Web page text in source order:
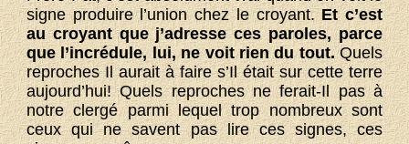
signe produire l’union chez le croyant.Et c’est
au croyant que j’adresse ces paroles, parce
que l’incrédule, lui, ne voit rien du tout.Quels
reproches Il aurait à faire s’Il était sur cette terre
aujourd’hui! Quels reproches ne ferait-Il pas à
notre clergé parmi lequel trop nombreux sont
ceux qui ne savent pas lire ces signes, ces